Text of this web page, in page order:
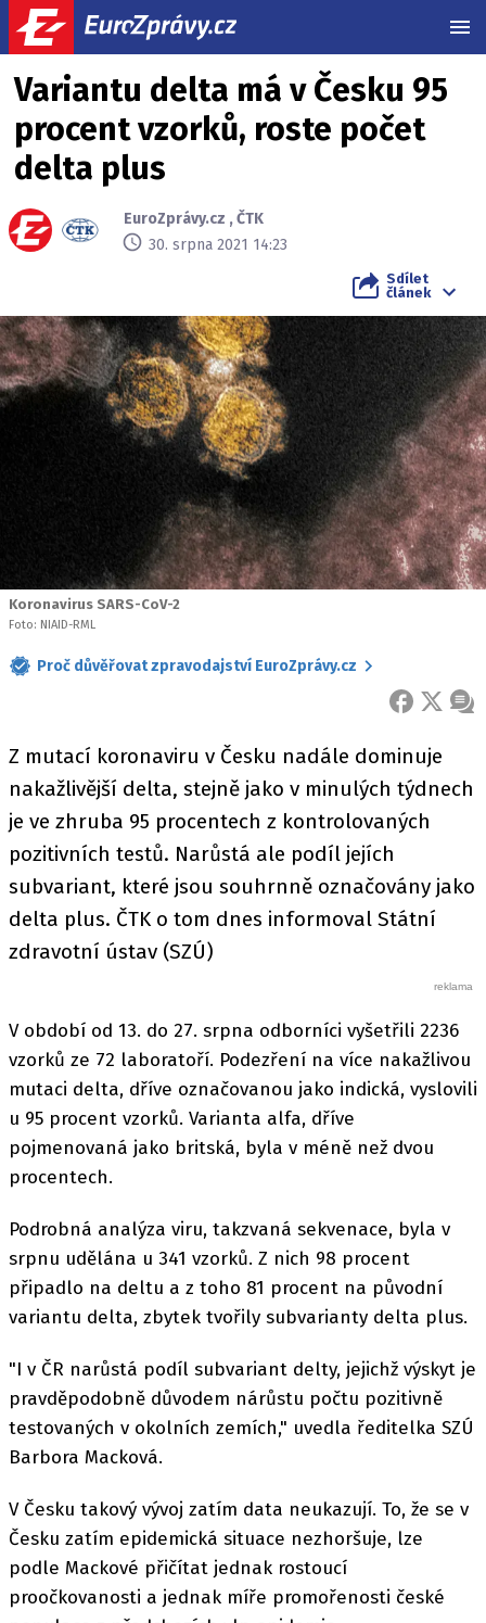
Variantu delta má v Česku 95
procent vzorků, roste počet
delta plus
EuroZprávy.cz ,ČTK
30. srpna 2021 14:23
Sdílet
článek
Koronavirus SARS-CoV-2
Foto: NIAID-RML
Proč důvěřovat zpravodajství EuroZprávy.cz
FACEBOOK
X
Z mutací koronaviru v Česku nadále dominuje
nakažlivější delta, stejně jako v minulých týdnech
je ve zhruba 95 procentech z kontrolovaných
pozitivních testů. Narůstá ale podíl jejích
subvariant, které jsou souhrnně označovány jako
delta plus. ČTK o tom dnes informoval Státní
zdravotní ústav (SZÚ)
V období od 13. do 27. srpna odborníci vyšetřili 2236
vzorků ze 72 laboratoří. Podezření na více nakažlivou
mutaci delta, dříve označovanou jako indická, vyslovili
u 95 procent vzorků. Varianta alfa, dříve
pojmenovaná jako britská, byla v méně než dvou
procentech.
Podrobná analýza viru, takzvaná sekvenace, byla v
srpnu udělána u 341 vzorků. Z nich 98 procent
připadlo na deltu a z toho 81 procent na původní
variantu delta, zbytek tvořily subvarianty delta plus.
"I v ČR narůstá podíl subvariant delty, jejichž výskyt je
pravděpodobně důvodem nárůstu počtu pozitivně
testovaných v okolních zemích," uvedla ředitelka SZÚ
Barbora Macková.
V Česku takový vývoj zatím data neukazují. To, že se v
Česku zatím epidemická situace nezhoršuje, lze
podle Mackové přičítat jednak rostoucí
proočkovanosti a jednak míře promořenosti české